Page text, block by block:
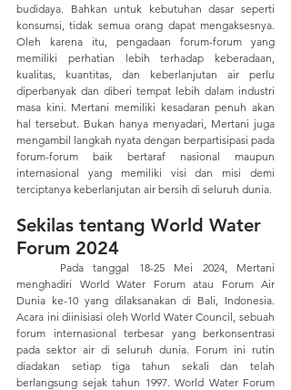
budidaya. Bahkan untuk kebutuhan dasar seperti
konsumsi, tidak semua orang dapat mengaksesnya.
Oleh karena itu, pengadaan forum-forum yang
memiliki perhatian lebih terhadap keberadaan,
kualitas, kuantitas, dan keberlanjutan air perlu
diperbanyak dan diberi tempat lebih dalam industri
masa kini. Mertani memiliki kesadaran penuh akan
hal tersebut. Bukan hanya menyadari, Mertani juga
mengambil langkah nyata dengan berpartisipasi pada
forum-forum baik bertaraf nasional maupun
internasional yang memiliki visi dan misi demi
terciptanya keberlanjutan air bersih di seluruh dunia.
Sekilas tentang World Water
Forum 2024
menghadiri World Water Forum atau Forum Air
Dunia ke-10 yang dilaksanakan di Bali, Indonesia.
Acara ini diinisiasi oleh World Water Council, sebuah
forum internasional terbesar yang berkonsentrasi
pada sektor air di seluruh dunia. Forum ini rutin
diadakan setiap tiga tahun sekali dan telah
berlangsung sejak tahun 1997. World Water Forum